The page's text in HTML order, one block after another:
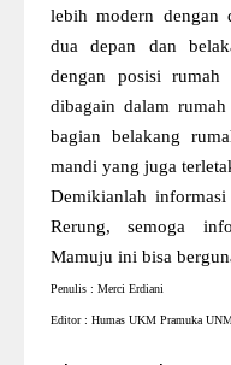
lebih modern dengan
dua depan dan
dengan posisi rumah
dibagain dalam
bagian belakang
mandi yang juga
Demikianlah
Rerung, semoga
Mamuju ini bisa
Penulis : Merci Erdiani
Editor : Humas UKM Pramuka